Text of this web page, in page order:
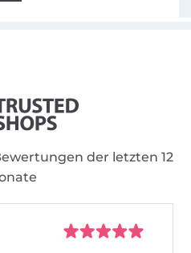
der letzten 12